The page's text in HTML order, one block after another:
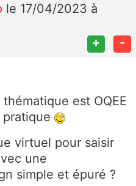
le 17/04/2023 à
+ -
est OQEE
virtuel pour saisir
une
simple et épuré ?